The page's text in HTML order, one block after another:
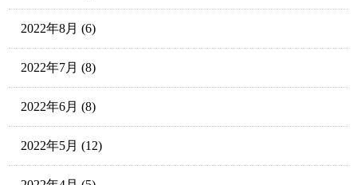
2022年8月 (6)
2022年7月 (8)
2022年6月 (8)
2022年5月 (12)